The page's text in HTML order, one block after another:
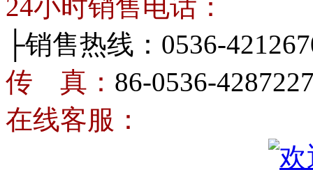
24小时销售电话：
├销售热线：0536-
传 真： 86-0536-
在线客服：